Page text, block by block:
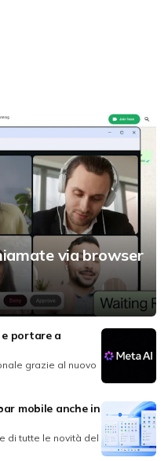
via browser
portare a
grazie al nuovo
mobile anche in
di tutte le novità del